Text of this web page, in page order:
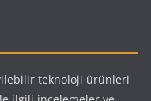
teknoloji ürünleri